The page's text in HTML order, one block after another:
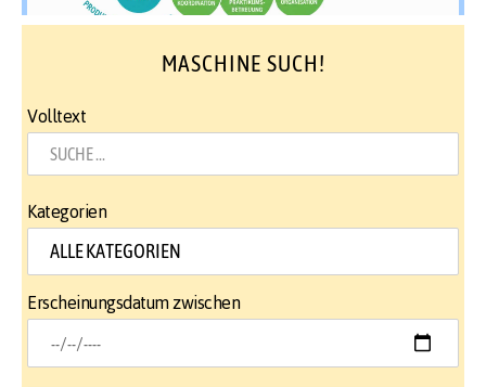
MASCHINE SUCH!
Volltext
Kategorien
Erscheinungsdatum zwischen